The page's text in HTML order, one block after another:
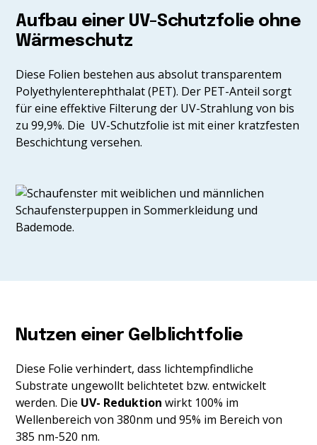
Aufbau einer UV-Schutzfolie ohne
Wärmeschutz
Diese Folien bestehen aus absolut transparentem
Polyethylenterephthalat (PET). Der PET-Anteil sorgt
für eine effektive Filterung der UV-Strahlung von bis
zu 99,9%. Die UV-Schutzfolie ist mit einer kratzfesten
Beschichtung versehen.
Nutzen einer Gelblichtfolie
Diese Folie verhindert, dass lichtempfindliche
Substrate ungewollt belichtetet bzw. entwickelt
werden. Die UV- Reduktion wirkt 100% im
Wellenbereich von 380nm und 95% im Bereich von
385 nm-520 nm.